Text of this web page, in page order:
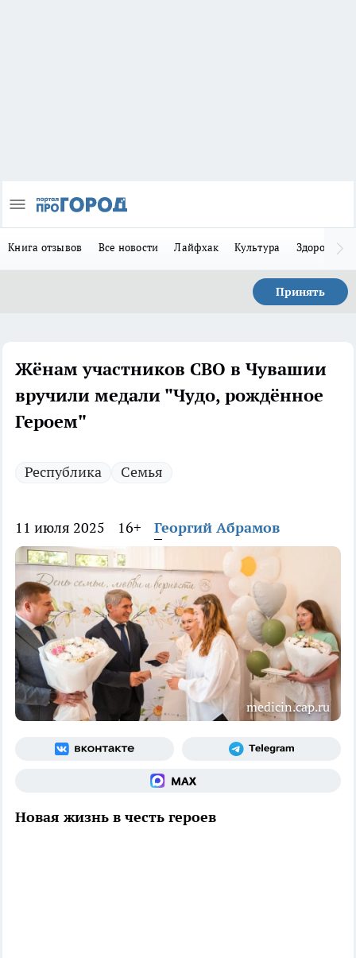
Книга отзывов Все новости Лайфхак Культура Здоровье
Принять
Жёнам участников СВО в Чувашии
вручили медали "Чудо, рождённое
Героем"
Республика Семья
11 июля 2025 16+ Георгий Абрамов
medicin.cap.ru
Новая жизнь в честь героев